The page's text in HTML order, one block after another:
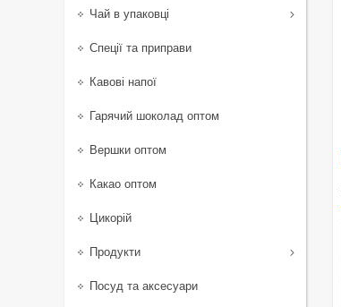
Чай в упаковці
Спеції та приправи
Кавові напої
Гарячий шоколад оптом
Вершки оптом
Какао оптом
Цикорій
Продукти
Посуд та аксесуари